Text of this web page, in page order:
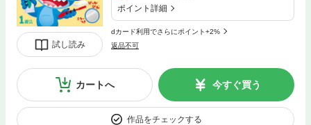
試し読み
ポイント詳細
dカード利用でさらにポイント+2%
返品不可
カートへ 今すぐ買う
作品をチェックする